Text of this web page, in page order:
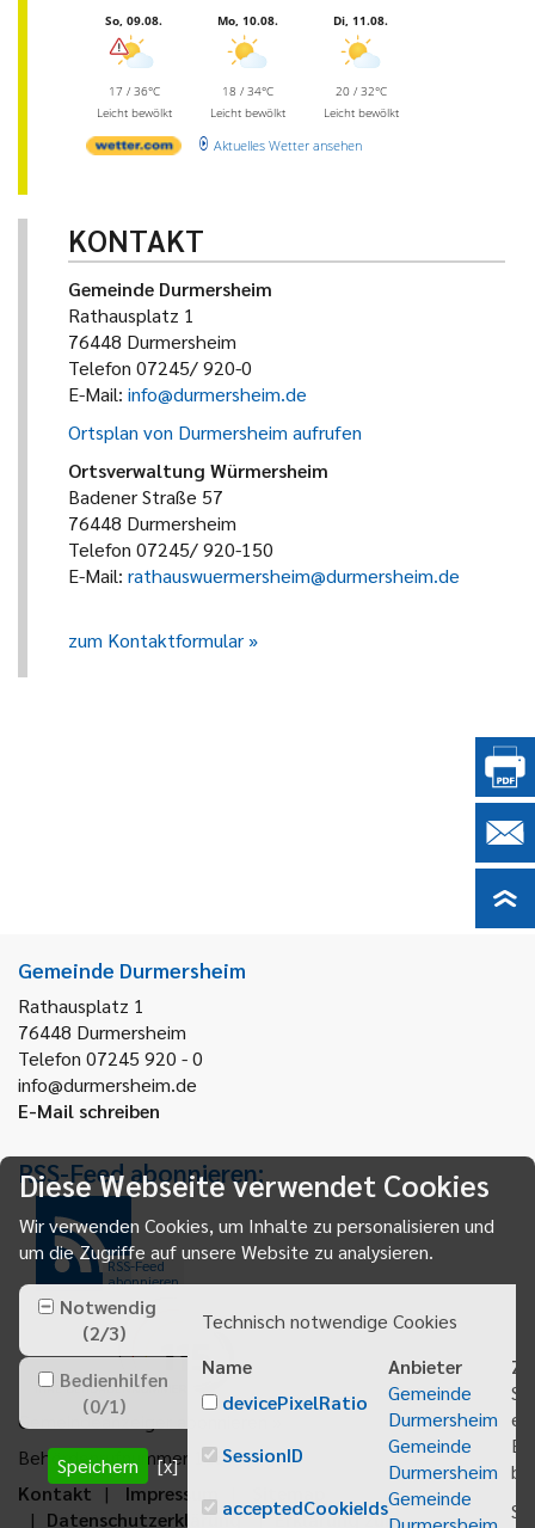
So, 09.08.
17 / 36°C
Leicht bewölkt
Mo, 10.08.
18 / 34°C
Leicht bewölkt
Di, 11.08.
20 / 32°C
Leicht bewölkt
Aktuelles Wetter ansehen
KONTAKT
Gemeinde Durmersheim
Rathausplatz 1
76448 Durmersheim
Telefon 07245/ 920-0
E-Mail: info@durmersheim.de
Ortsplan von Durmersheim aufrufen
Ortsverwaltung Würmersheim
Badener Straße 57
76448 Durmersheim
Telefon 07245/ 920-150
E-Mail: rathauswuermersheim@durmersheim.de
zum Kontaktformular
Gemeinde Durmersheim
Rathausplatz 1
76448 Durmersheim
Telefon 07245 920 - 0
info@durmersheim.de
E-Mail schreiben
RSS-Feed abonnieren:
RSS-Feed
abonnieren
Gemeindeanzeiger abonnieren
Behördenrufnummer 115
Kontakt
Impressum
Datenschutzerklärung
Erklärung zur
Diese Webseite verwendet Cookies
Wir verwenden Cookies, um Inhalte zu personalisieren und
um die Zugriffe auf unsere Website zu analysieren.
Notwendig
(2/3)
Bedienhilfen
(0/1)
Speichern [x]
Technisch notwendige Cookies
Name
Anbieter
devicePixelRatio
Gemeinde
Durmersheim
SessionID
Gemeinde
Durmersheim
acceptedCookieIdsGemeinde